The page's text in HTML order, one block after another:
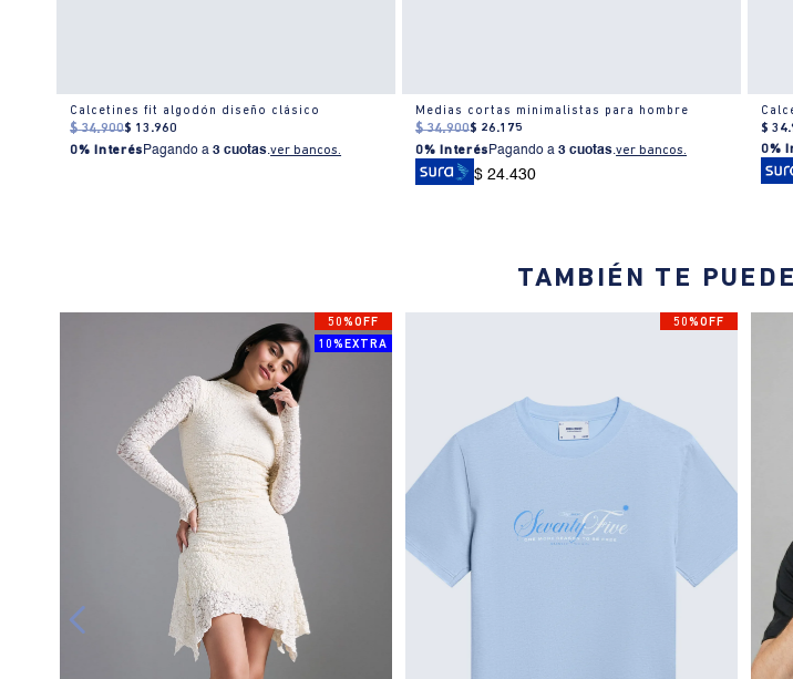
Calcetines fit algodón diseño clásico
$ 34.900$ 13 .960
0% Interés Pagando a3 cuotas.ver bancos.
Medias cortas minimalistas para hombre
$ 34.900$ 26.175
0% Interés Pagando a3 cuotas.ver bancos.
$ 24.430
$ 34.
0%
TAMBIÉN TE
50%OFF
10%EXTRA
50%OFF